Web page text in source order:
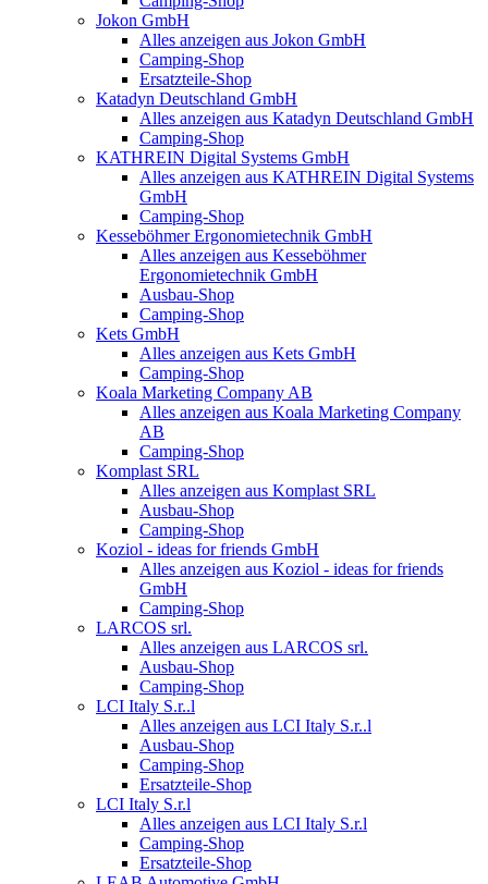
Jokon GmbH
Alles anzeigen aus Jokon GmbH
Camping-Shop
Ersatzteile-Shop
Katadyn Deutschland GmbH
Alles anzeigen aus Katadyn Deutschland GmbH
Camping-Shop
KATHREIN Digital Systems GmbH
Alles anzeigen aus KATHREIN Digital Systems
GmbH
Camping-Shop
Kesseböhmer Ergonomietechnik GmbH
Alles anzeigen aus Kesseböhmer
Ergonomietechnik GmbH
Ausbau-Shop
Camping-Shop
Kets GmbH
Alles anzeigen aus Kets GmbH
Camping-Shop
Koala Marketing Company AB
Alles anzeigen aus Koala Marketing Company
AB
Camping-Shop
Komplast SRL
Alles anzeigen aus Komplast SRL
Ausbau-Shop
Camping-Shop
Koziol - ideas for friends GmbH
Alles anzeigen aus Koziol - ideas for friends
GmbH
Camping-Shop
LARCOS srl.
Alles anzeigen aus LARCOS srl.
Ausbau-Shop
Camping-Shop
LCI Italy S.r..l
Alles anzeigen aus LCI Italy S.r..l
Ausbau-Shop
Camping-Shop
Ersatzteile-Shop
LCI Italy S.r.l
Alles anzeigen aus LCI Italy S.r.l
Camping-Shop
Ersatzteile-Shop